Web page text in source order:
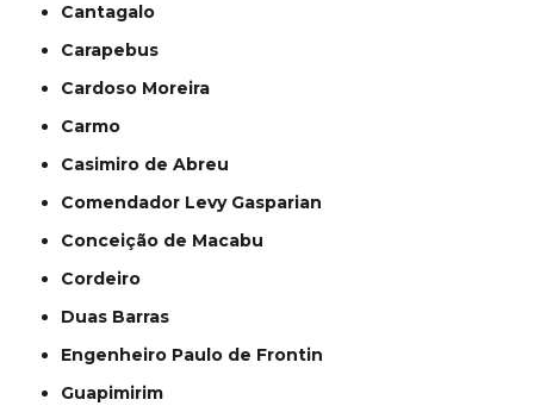
Cantagalo
Carapebus
Cardoso Moreira
Carmo
Casimiro de Abreu
Comendador Levy Gasparian
Conceição de Macabu
Cordeiro
Duas Barras
Engenheiro Paulo de Frontin
Guapimirim